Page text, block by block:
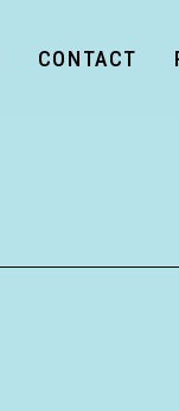
CONTACT